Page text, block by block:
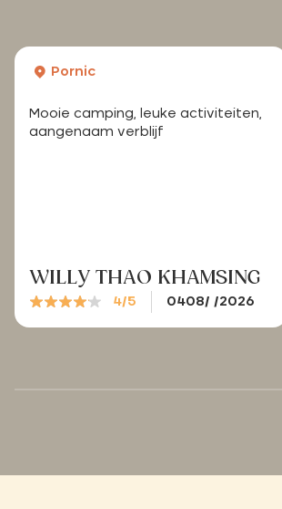
Pornic
Mooie camping, leuke activiteiten,
aangenaam verblijf
WILLY THAO KHAMSING
4/5 0408/ /2026